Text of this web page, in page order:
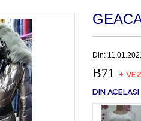
Din:
B71 +
DIN